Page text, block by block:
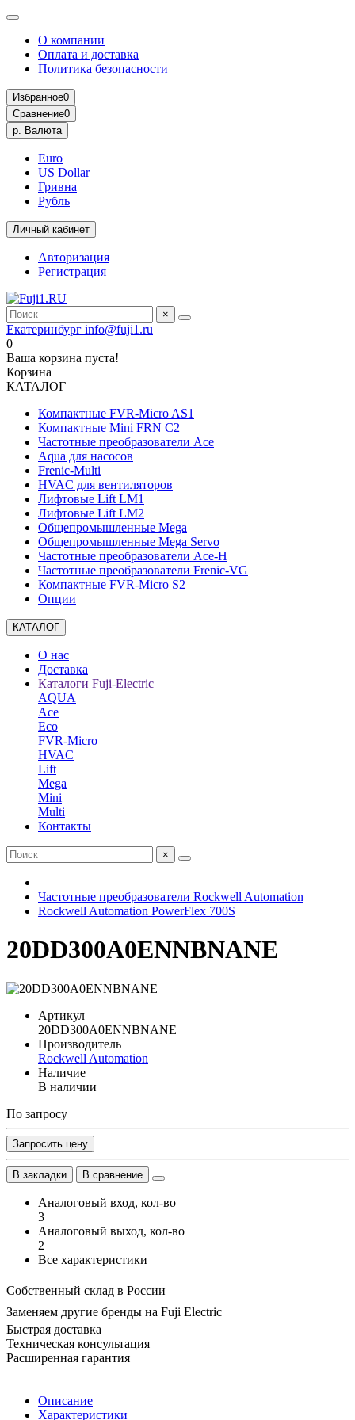
О компании
Оплата и доставка
Политика безопасности
Избранное0
Сравнение0
р. Валюта
Euro
US Dollar
Гривна
Рубль
Личный кабинет
Авторизация
Регистрация
×
Екатеринбург info@fuji1.ru
0
Ваша корзина пуста!
Корзина
КАТАЛОГ
Компактные FVR-Micro AS1
Компактные Mini FRN C2
Частотные преобразователи Ace
Aqua для насосов
Frenic-Multi
HVAC для вентиляторов
Лифтовые Lift LM1
Лифтовые Lift LM2
Общепромышленные Mega
Общепромышленные Mega Servo
Частотные преобразователи Ace-H
Частотные преобразователи Frenic-VG
Компактные FVR-Micro S2
Опции
КАТАЛОГ
О нас
Доставка
Каталоги Fuji-Electric
AQUA
Ace
Eco
FVR-Micro
HVAC
Lift
Mega
Mini
Multi
Контакты
×
Частотные преобразователи Rockwell Automation
Rockwell Automation PowerFlex 700S
20DD300A0ENNBNANE
Артикул
20DD300A0ENNBNANE
Производитель
Rockwell Automation
Наличие
В наличии
По запросу
Запросить цену
В закладки В сравнение
Аналоговый вход, кол-во
3
Аналоговый выход, кол-во
2
Все характеристики
Собственный склад в России
Заменяем другие бренды на Fuji Electric
Быстрая доставка
Техническая консультация
Расширенная гарантия
Описание
Характеристики